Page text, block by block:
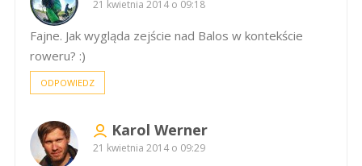
21 kwietnia 2014 o 09:18
Fajne. Jak wygląda zejście nad Balos w kontekście
roweru? :)
ODPOWIEDZ
Karol Werner
21 kwietnia 2014 o 09:29